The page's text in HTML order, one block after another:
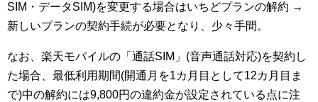
SIM・データSIM)を変更する場合はいちどプランの解約 →
新しいプランの契約手続が必要となり、少々手間。
なお、楽天モバイルの「通話SIM」(音声通話対応)を契約し
た場合、最低利用期間(開通月を1カ月目として12カ月目ま
で)中の解約には9,800円の違約金が設定されている点に注